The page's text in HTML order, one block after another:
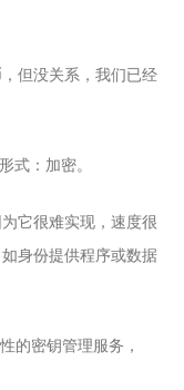
但没关系，我们已经
：加密。
它很难实现，速度很
身份提供程序或数据
的密钥管理服务，